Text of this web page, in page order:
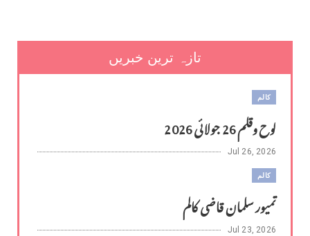
تازہ ترین خبریں
کالم
لوح وقلم 26 جولائی 2026
Jul 26, 2026
کالم
تمیور سلمان قاضی کالم
Jul 23, 2026